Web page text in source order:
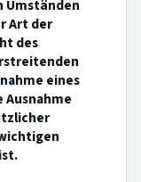
Umständen
Art der
des
eines